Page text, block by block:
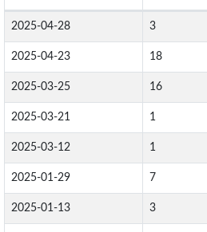
2025-04-28 3
2025-04-23 18
2025-03-25 16
2025-03-21 1
2025-03-12 1
2025-01-29 7
2025-01-13 3